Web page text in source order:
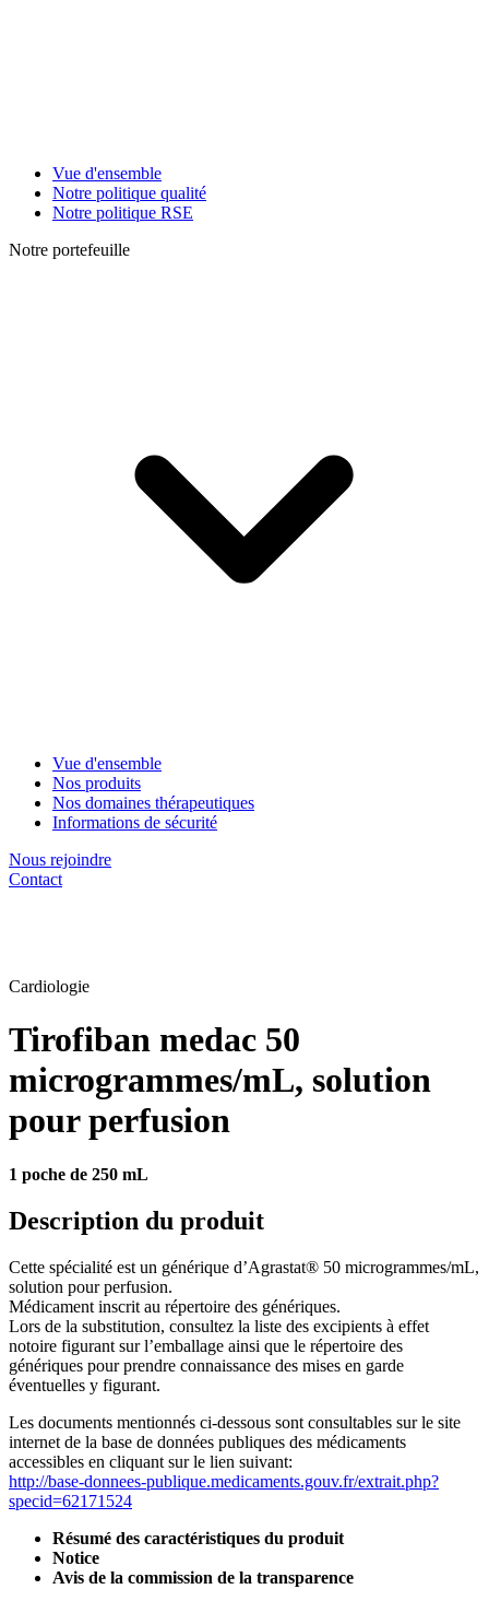
Vue d'ensemble
Notre politique qualité
Notre politique RSE
Notre portefeuille
Vue d'ensemble
Nos produits
Nos domaines thérapeutiques
Informations de sécurité
Nous rejoindre
Contact
Cardiologie
Tirofiban medac 50
microgrammes/mL, solution
pour perfusion
1 poche de 250 mL
Description du produit
Cette spécialité est un générique d’Agrastat® 50 microgrammes/mL,
solution pour perfusion.
Médicament inscrit au répertoire des génériques.
Lors de la substitution, consultez la liste des excipients à effet
notoire figurant sur l’emballage ainsi que le répertoire des
génériques pour prendre connaissance des mises en garde
éventuelles y figurant.
Les documents mentionnés ci-dessous sont consultables sur le site
internet de la base de données publiques des médicaments
accessibles en cliquant sur le lien suivant:
http://base-donnees-publique.medicaments.gouv.fr/extrait.php?
specid=62171524
Résumé des caractéristiques du produit
Notice
Avis de la commission de la transparence